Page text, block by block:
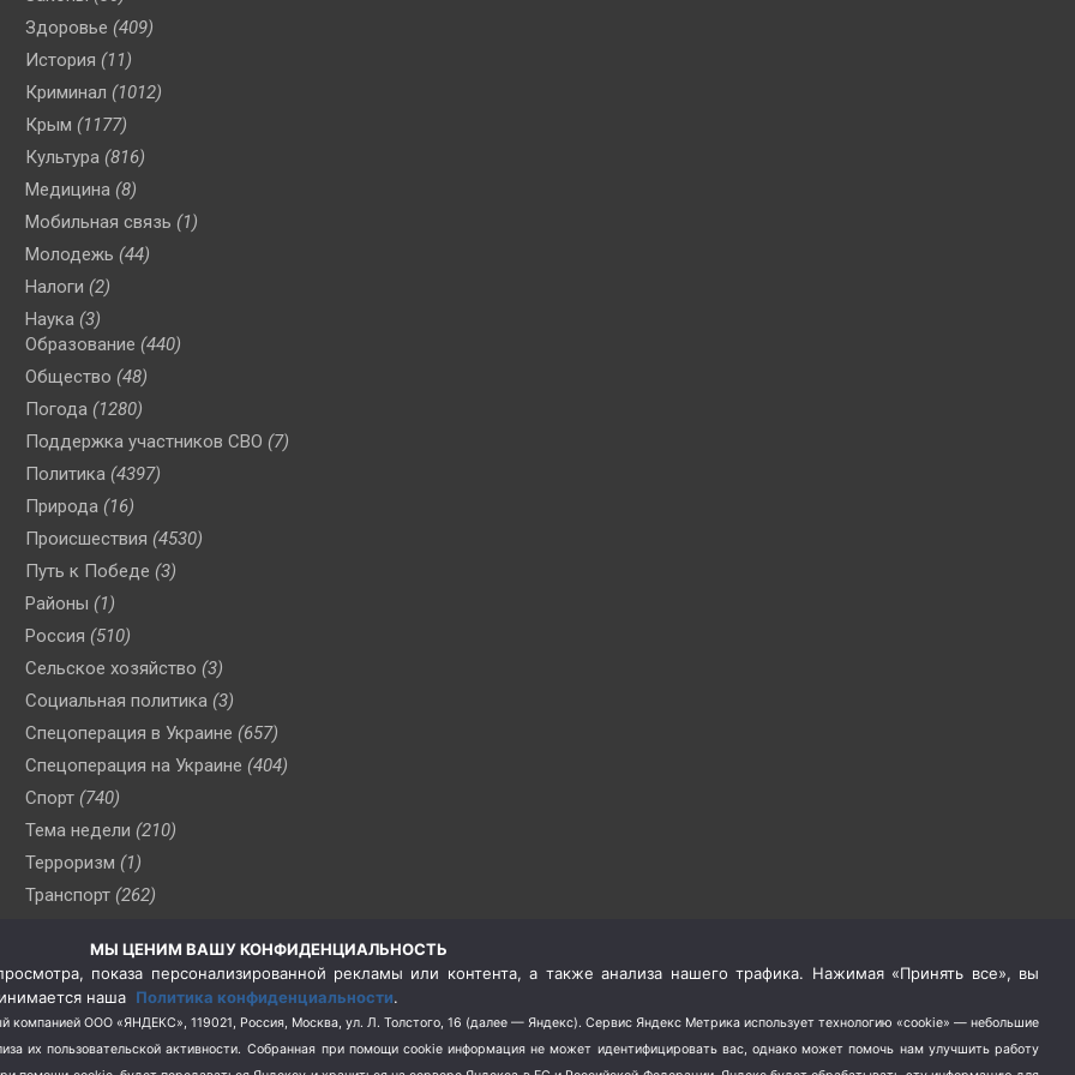
Здоровье (409)
История (11)
Криминал (1012)
Крым (1177)
Культура (816)
Медицина (8)
Мобильная связь (1)
Молодежь (44)
Налоги (2)
Наука (3)
Образование (440)
Общество (48)
Погода (1280)
Поддержка участников СВО (7)
Политика (4397)
Природа (16)
Происшествия (4530)
Путь к Победе (3)
Районы (1)
Россия (510)
Сельское хозяйство (3)
Социальная политика (3)
Спецоперация в Украине (657)
Спецоперация на Украине (404)
Спорт (740)
Тема недели (210)
Терроризм (1)
Транспорт (262)
(76)
Цены (2)
Школа и спорт (2)
Экология (8)
МЫ ЦЕНИМ ВАШУ КОНФИДЕНЦИАЛЬНОСТЬ
показа персонализированной рекламы или контента, а также анализа нашего трафика. Нажимая «Принять все», вы
наша Политика конфиденциальности.
компанией ООО «ЯНДЕКС», 119021, Россия, Москва, ул. Л. Толстого, 16 (далее — Яндекс). Сервис Яндекс Метрика использует технологию «cookie» — небольшие
их пользовательской активности. Собранная при помощи cookie информация не может идентифицировать вас, однако может помочь нам улучшить работу